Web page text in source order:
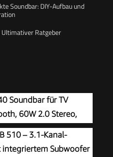
Soundbar: DIY-Aufbau und
Ratgeber
Soundbar für TV
60W 2.0 Stereo,
510 – 3.1-Kanal-
integriertem Subwoofer